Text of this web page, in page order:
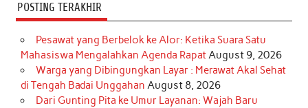
POSTING TERAKHIR
Pesawat yang Berbelok ke Alor: Ketika Suara Satu
Mahasiswa Mengalahkan Agenda RapatAugust 9, 2026
Warga yang Dibingungkan Layar : Merawat Akal Sehat
di Tengah Badai Unggahan August 8, 2026
Dari Gunting Pita ke Umur Layanan: Wajah Baru